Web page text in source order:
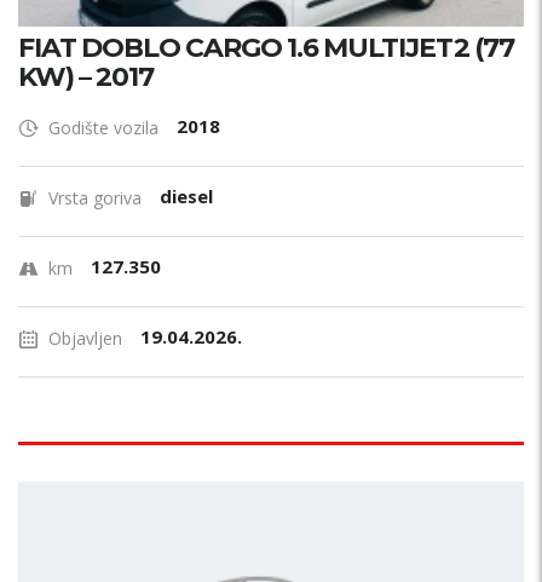
FIAT DOBLO CARGO 1.6 MULTIJET2 (77
KW) – 2017
Godište vozila 2018
Vrsta goriva diesel
km 127.350
Objavljen 19.04.2026.